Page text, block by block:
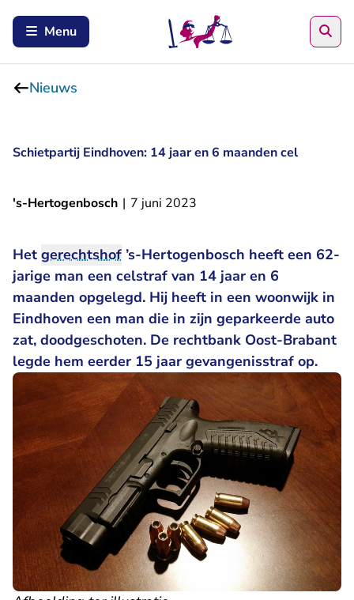
Menu
Nieuws
Schietpartij Eindhoven: 14 jaar en 6 maanden cel
's-Hertogenbosch | 7 juni 2023
Het gerechtshof ’s-Hertogenbosch heeft een 62-
jarige man een celstraf van 14 jaar en 6
maanden opgelegd. Hij heeft in een woonwijk in
Eindhoven een man die in zijn geparkeerde auto
zat, doodgeschoten. De rechtbank Oost-Brabant-
legde hem eerder 15 jaar gevangenisstraf op.